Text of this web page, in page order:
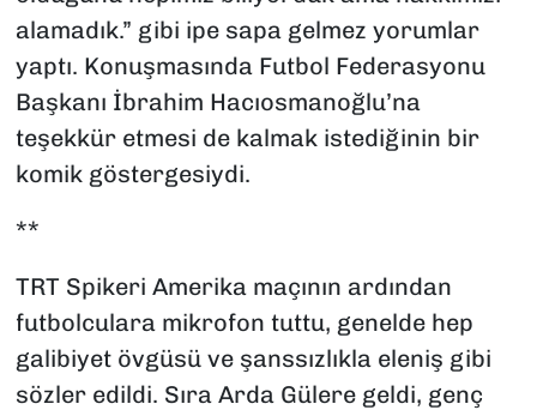
alamadık.” gibi ipe sapa gelmez yorumlar
yaptı. Konuşmasında Futbol Federasyonu
Başkanı İbrahim Hacıosmanoğlu’na
teşekkür etmesi de kalmak istediğinin bir
komik göstergesiydi.
**
TRT Spikeri Amerika maçının ardından
futbolculara mikrofon tuttu, genelde hep
galibiyet övgüsü ve şanssızlıkla eleniş gibi
sözler edildi. Sıra Arda Gülere geldi, genç